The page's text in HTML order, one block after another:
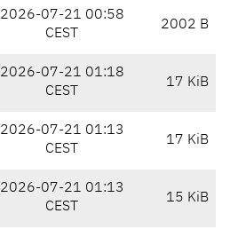
2026-07-21 00:58
CEST
2002 B
2026-07-21 01:18
CEST
17 KiB
2026-07-21 01:13
CEST
17 KiB
2026-07-21 01:13
CEST
15 KiB